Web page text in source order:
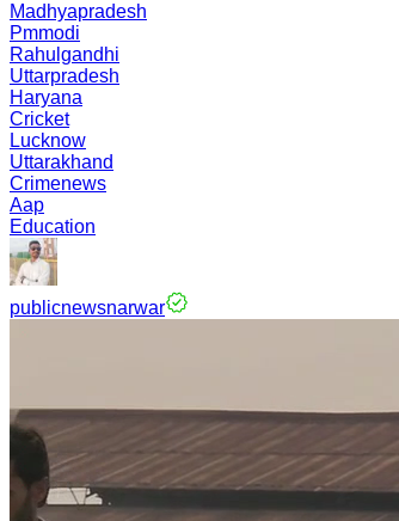
Madhyapradesh
Pmmodi
Rahulgandhi
Uttarpradesh
Haryana
Cricket
Lucknow
Uttarakhand
Crimenews
Aap
Education
publicnewsnarwar